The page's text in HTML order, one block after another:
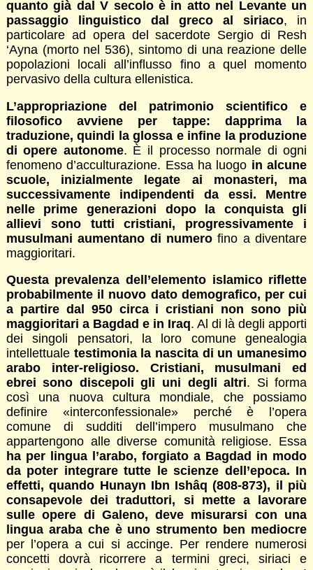
quanto già dal V secolo è in atto nel Levante un
passaggio linguistico dal greco al siriaco, in
particolare ad opera del sacerdote Sergio di Resh
‘Ayna (morto nel 536), sintomo di una reazione delle
popolazioni locali all’influsso fino a quel momento
pervasivo della cultura ellenistica.
L’appropriazione del patrimonio scientifico e
filosofico avviene per tappe: dapprima la
traduzione, quindi la glossa e infine la produzione
di opere autonome. È il processo normale di ogni
fenomeno d’acculturazione. Essa ha luogo in alcune
scuole, inizialmente legate ai monasteri, ma
successivamente indipendenti da essi. Mentre
nelle prime generazioni dopo la conquista gli
allievi sono tutti cristiani, progressivamente i
musulmani aumentano di numero fino a diventare
maggioritari.
Questa prevalenza dell’elemento islamico riflette
probabilmente il nuovo dato demografico, per cui
a partire dal 950 circa i cristiani non sono più
maggioritari a Bagdad e in Iraq. Al di là degli apporti
dei singoli pensatori, la loro comune genealogia
intellettuale testimonia la nascita di un umanesimo
arabo inter-religioso. Cristiani, musulmani ed
ebrei sono discepoli gli uni degli altri. Si forma
così una nuova cultura mondiale, che possiamo
definire «interconfessionale» perché è l’opera
comune di sudditi dell’impero musulmano che
appartengono alle diverse comunità religiose. Essa
ha per lingua l’arabo, forgiato a Bagdad in modo
da poter integrare tutte le scienze dell’epoca. In
effetti, quando Hunayn Ibn Ishâq (808-873), il più
consapevole dei traduttori, si mette a lavorare
sulle opere di Galeno, deve misurarsi con una
lingua araba che è uno strumento ben mediocre
per l’opera a cui si accinge. Per rendere numerosi
concetti dovrà ricorrere a termini greci, siriaci e